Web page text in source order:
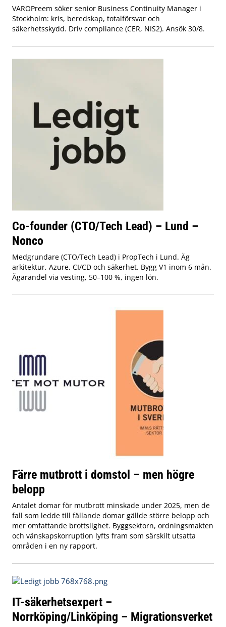
VAROPreem söker senior Business Continuity Manager i
Stockholm: kris, beredskap, totalförsvar och
säkerhetsskydd. Driv compliance (CER, NIS2). Ansök 30/8.
Co-founder (CTO/Tech Lead) – Lund –
Nonco
Medgrundare (CTO/Tech Lead) i PropTech i Lund. Äg
arkitektur, Azure, CI/CD och säkerhet. Bygg V1 inom 6 mån.
Ägarandel via vesting, 50–100 %, ingen lön.
Färre mutbrott i domstol – men högre
belopp
Antalet domar för mutbrott minskade under 2025, men de
fall som ledde till fällande domar gällde större belopp och
mer omfattande brottslighet. Byggsektorn, ordningsmakten
och vänskapskorruption lyfts fram som särskilt utsatta
områden i en ny rapport.
IT-säkerhetsexpert –
Norrköping/Linköping – Migrationsverket